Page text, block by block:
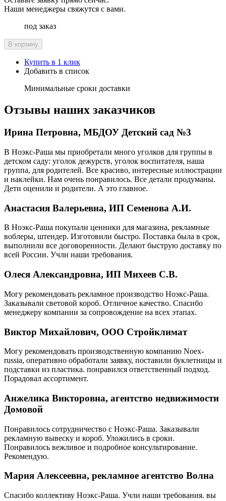
Наши менеджеры свяжутся с вами.
под заказ
В корзину
Купить в 1 клик
Добавить в список
Минимальные сроки доставки
Отзывы наших заказчиков
Ирина Петровна, МБДОУ Детский сад №3
В Ноэкс-Раша мы приобретали много уголков для группы в
детском саду: уголок дежурств, уголок воспитателя, наша
группа, для родителей. Все красиво, интересные иллюстрации
и наклейки. Нам очень понравилось. Все детали продуманы.
Дети оценили и родители. А это главное.
Анастасия Валерьевна, ИП Семенова А.И.
В Ноэкс-Раша покупали ценники для магазина, рекламные
воблеры, штендер. Изготовили быстро. Поставка была в срок,
выполнили все договоренности. Делают быструю доставку по
всей России. Учли наши требования.
Олеся Александровна, ИП Михеев С.В.
Могу рекомендовать рекламное производство Ноэкс-Раша.
Заказывали световой короб. Отличное качество. Спасибо
менеджеру компании за сопровождение на всех этапах.
Виктор Михайлович, ООО Стройклимат
Могу рекомендовать производственную компанию Noex-
russia, оперативно обработали заявку, поставили буклетницы и
подставки из пластика. понравился ответственный подход.
Порадовал ассортимент.
Анжелика Викторовна, агентство недвижимости
Домовой
Понравилось сотрудничество с Ноэкс-Раша. Заказывали
рекламную вывеску и короб. Уложились в сроки.
Понравилось вежливое и подробное консультирование.
Рекомендую.
Мария Алексеевна, рекламное агентство Волна
Спасибо коллективу Ноэкс-Раша. Учли наши требования. вы